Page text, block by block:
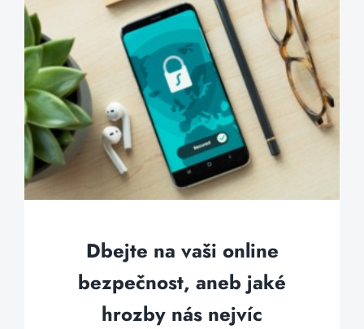
Dbejte na vaši online
bezpečnost, aneb jaké
hrozby nás nejvíc